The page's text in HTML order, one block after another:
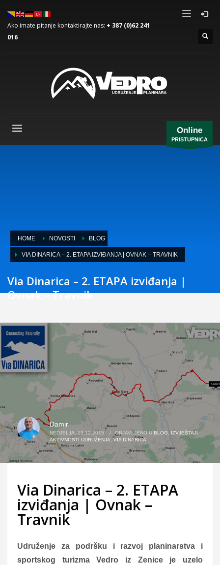
Ako imate pitanje kontaktirajte nas: + 387 (0)62 241
016
Online
PRISTUPNICA
HOME NOVOSTI BLOG
VIA DINARICA – 2. ETAPA IZVIĐANJA | OVNAK – TRAVNIK
Via Dinarica – 2. ETAPA izviđanja |
Ovnak – Travnik
Damir
NEDJELJA, 13.12.2015. / OBJAVLJENO U BLOG
IZVJEŠTAJI
AKTIVNOSTI UDRUŽENJA ,VIA DINARICA
Via Dinarica – 2. ETAPA
izviđanja | Ovnak –
Travnik
Udruženje za podršku i razvoj planinarstva i
sportskog turizma Vedro iz Zenice je uzelo